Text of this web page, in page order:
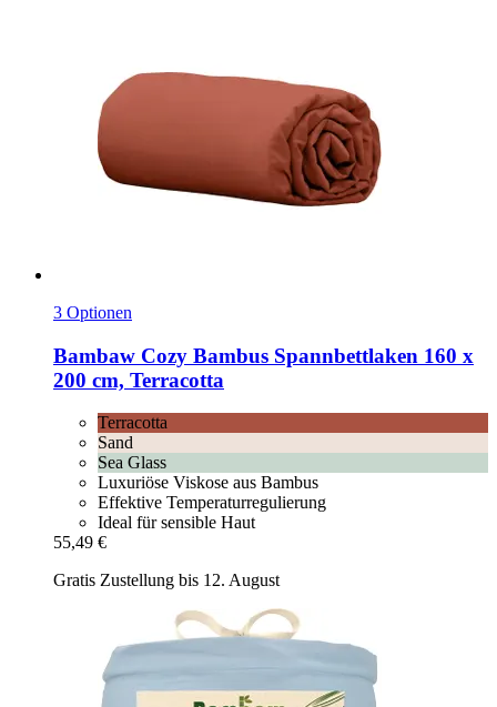
3 Optionen
Bambaw Cozy Bambus Spannbettlaken 160 x
200 cm, Terracotta
Terracotta
Sand
Sea Glass
Luxuriöse Viskose aus Bambus
Effektive Temperaturregulierung
Ideal für sensible Haut
55,49 €
Gratis Zustellung bis 12. August